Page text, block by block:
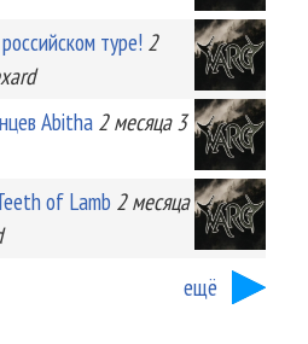
туре! 2
Abitha 2 месяца 3
of Lamb 2 месяца
ещё